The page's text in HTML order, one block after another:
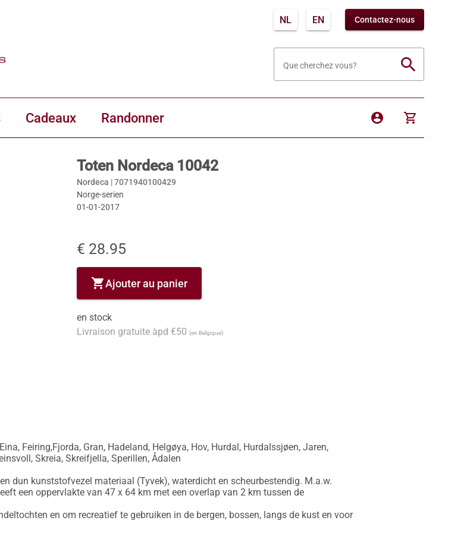
NL EN Contactez-nous
Que cherchez vous? search
Cadeaux Randonner account_circle shopping_cart
Toten Nordeca 10042
Nordeca |7071940100429
Norge-serien
01-01-2017
€ 28.95
shopping_cartAjouter au panier
en stock
Livraison gratuite àpd €50 (en Belgique)
Feiring,Fjorda, Gran, Hadeland, Helgøya, Hov, Hurdal, Hurdalssjøen, Jaren,
Skreia, Skreifjella, Sperillen, Ådalen
dun kunststofvezel materiaal (Tyvek), waterdicht en scheurbestendig. M.a.w.
een oppervlakte van 47 x 64 km met een overlap van 2 km tussen de
en om recreatief te gebruiken in de bergen, bossen, langs de kust en voor